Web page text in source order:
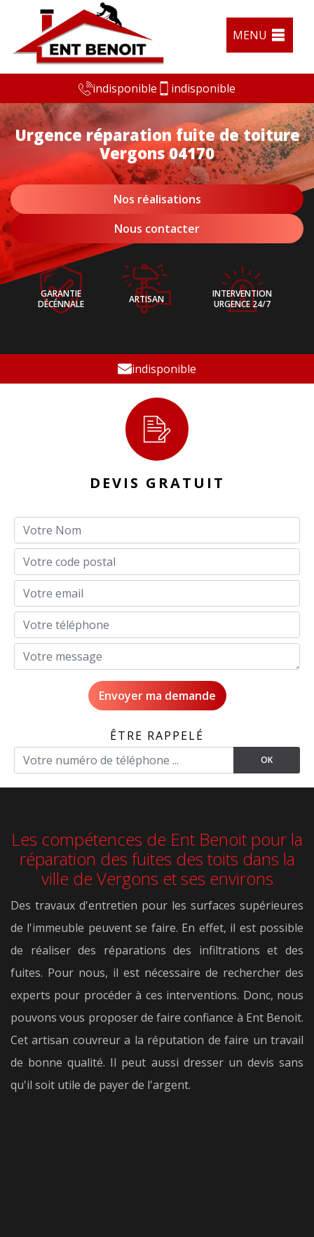
MENU
indisponible indisponible
Urgence réparation fuite de toiture
Vergons 04170
Nos réalisations
Nous contacter
GARANTIE
DÉCÉNNALE
ARTISAN
INTERVENTION
URGENCE 24/7
indisponible
DEVIS GRATUIT
ÊTRE RAPPELÉ
Les compétences de Ent Benoit pour la
réparation des fuites des toits dans la
ville de Vergons et ses environs
Des travaux d'entretien pour les surfaces supérieures
de l'immeuble peuvent se faire. En effet, il est possible
de réaliser des réparations des infiltrations et des
fuites. Pour nous, il est nécessaire de rechercher des
experts pour procéder à ces interventions. Donc, nous
pouvons vous proposer de faire confiance à Ent Benoit.
Cet artisan couvreur a la réputation de faire un travail
de bonne qualité. Il peut aussi dresser un devis sans
qu'il soit utile de payer de l'argent.